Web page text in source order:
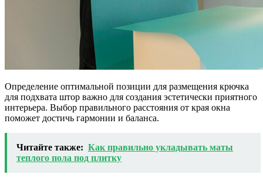
Определение оптимальной позиции для размещения крючка
для подхвата штор важно для создания эстетически приятного
интерьера. Выбор правильного расстояния от края окна
поможет достичь гармонии и баланса.
Читайте также: Как правильно укладывать маты
теплого пола под плитку